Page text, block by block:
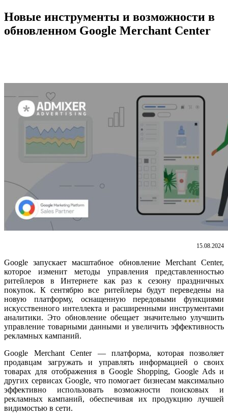
Новые инструменты и возможности в
обновленном Google Merchant Center
15.08.2024
Google запускает масштабное обновление Merchant Center,
которое изменит методы управления представленностью
ритейлеров в Интернете как раз к сезону праздничных
покупок. К сентябрю все ритейлеры будут переведены на
новую платформу, оснащенную передовыми функциями
искусственного интеллекта и расширенными инструментами
аналитики. Это обновление обещает значительно улучшить
управление товарными данными и увеличить эффективность
рекламных кампаний.
Google Merchant Center — платформа, которая позволяет
продавцам загружать и управлять информацией о своих
товарах для отображения в Google Shopping, Google Ads и
других сервисах Google, что помогает бизнесам максимально
эффективно использовать возможности поисковых и
рекламных кампаний, обеспечивая их продукцию лучшей
видимостью в сети.